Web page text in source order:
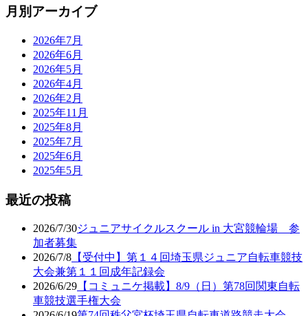
月別アーカイブ
2026年7月
2026年6月
2026年5月
2026年4月
2026年2月
2025年11月
2025年8月
2025年7月
2025年6月
2025年5月
最近の投稿
2026/7/30ジュニアサイクルスクール in 大宮競輪場 参
加者募集
2026/7/8 【受付中】第１４回埼玉県ジュニア自転車競技
大会兼第１１回成年記録会
2026/6/29 【コミュニケ掲載】8/9（日）第78回関東自転
車競技選手権大会